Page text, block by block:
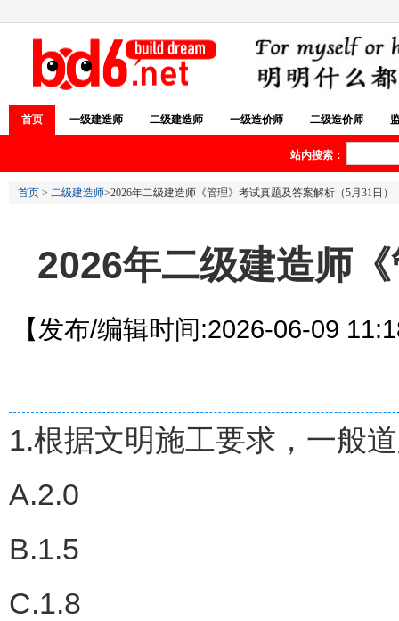
首页 一级建造师 二级建造师 一级造价师 二级造价师
站内搜索：
首页 > 二级建造师>2026年二级建造师《管理》考试真题及答案解析（5月31日）
2026年二级建造师
【发布/编辑时间:2026-06-09
1.根据文明施工要求，一般
A.2.0
B.1.5
C.1.8